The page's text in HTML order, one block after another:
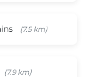
(7.5 km)
(7.9 km)